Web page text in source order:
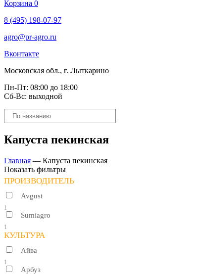
Корзина 0
8 (495) 198-07-97
agro@pr-agro.ru
Вконтакте
Московская обл., г. Лыткарино
Пн-Пт: 08:00 до 18:00
Сб-Вс: выходной
Поиск
товаров
Капуста пекинская
Главная — Капуста пекинская
Показать фильтры
ПРОИЗВОДИТЕЛЬ
Avgust
1
Sumiagro
1
КУЛЬТУРА
Айва
1
Арбуз